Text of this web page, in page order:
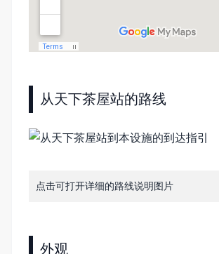
从天下茶屋站的路线
点击可打开详细的路线说明图片
外观